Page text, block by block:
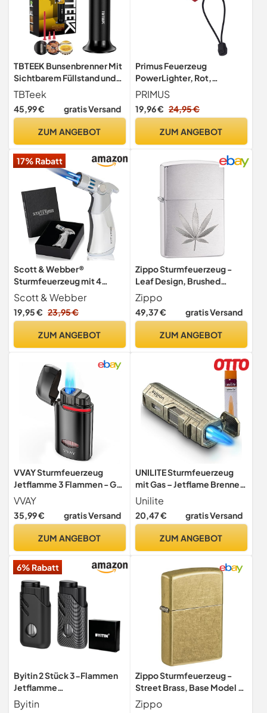
TBTEEK Bunsenbrenner Mit
Sichtbarem Füllstand und
Einstellbarer Flamme
TBTeek
45,99 € gratis Versand
ZUM ANGEBOT
Primus Feuerzeug
PowerLighter, Rot,
1443490
PRIMUS
19,96 € 24,95 €
ZUM ANGEBOT
17% Rabatt
Scott & Webber®
Sturmfeuerzeug mit 4
Jetflammen - Nachfüllbar,
Windfest, Metall,
einstellbar bis 1300°C Inkl.
Geschenkverpackung,
Scott & Webber
19,95 € 23,95 €
ZUM ANGEBOT
Zippo Sturmfeuerzeug -
Leaf Design, Brushed
Chrome, Auto Engrave -
Nachfüllbar -
Wiederverwendbar -
Geschenkbox - Made in
Zippo
49,37 € gratis Versand
ZUM ANGEBOT
VVAY Sturmfeuerzeug
Jetflamme 3 Flammen - Gas
Nachfüllbar - ohne Gas
Geliefert
VVAY
35,99 € gratis Versand
ZUM ANGEBOT
UNILITE Sturmfeuerzeug
mit Gas – Jetflame Brenner
Set, Bronze
Unilite
20,47 € gratis Versand
ZUM ANGEBOT
6% Rabatt
Byitin 2 Stück 3-Flammen
Jetflamme
Sturmfeuerzeug, Butan
Byitin
Zippo Sturmfeuerzeug -
Street Brass, Base Model -
Nachfüllbar -
Zippo